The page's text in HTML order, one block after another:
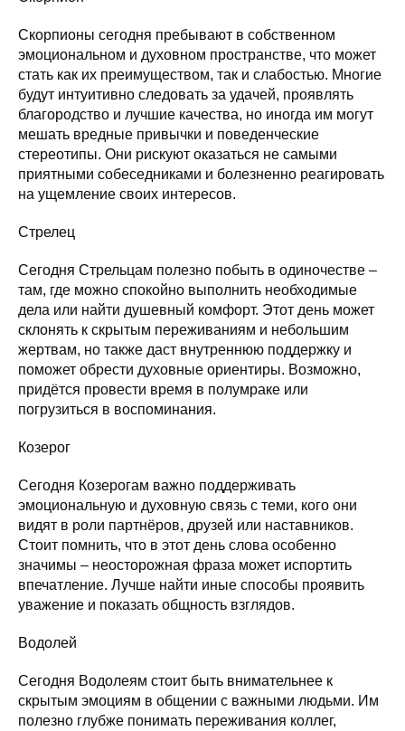
Скорпионы сегодня пребывают в собственном
эмоциональном и духовном пространстве, что может
стать как их преимуществом, так и слабостью. Многие
будут интуитивно следовать за удачей, проявлять
благородство и лучшие качества, но иногда им могут
мешать вредные привычки и поведенческие
стереотипы. Они рискуют оказаться не самыми
приятными собеседниками и болезненно реагировать
на ущемление своих интересов.
Стрелец
Сегодня Стрельцам полезно побыть в одиночестве –
там, где можно спокойно выполнить необходимые
дела или найти душевный комфорт. Этот день может
склонять к скрытым переживаниям и небольшим
жертвам, но также даст внутреннюю поддержку и
поможет обрести духовные ориентиры. Возможно,
придётся провести время в полумраке или
погрузиться в воспоминания.
Козерог
Сегодня Козерогам важно поддерживать
эмоциональную и духовную связь с теми, кого они
видят в роли партнёров, друзей или наставников.
Стоит помнить, что в этот день слова особенно
значимы – неосторожная фраза может испортить
впечатление. Лучше найти иные способы проявить
уважение и показать общность взглядов.
Водолей
Сегодня Водолеям стоит быть внимательнее к
скрытым эмоциям в общении с важными людьми. Им
полезно глубже понимать переживания коллег,